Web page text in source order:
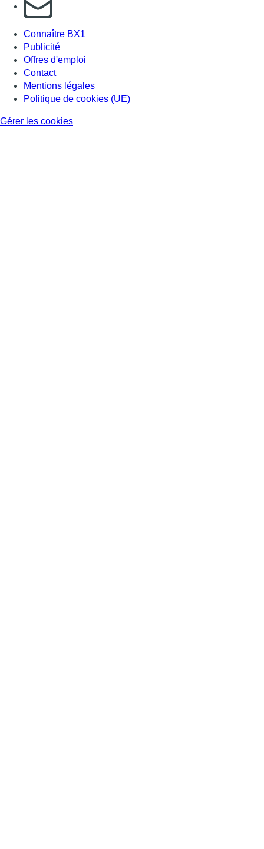
Connaître BX1
Publicité
Offres d'emploi
Contact
Mentions légales
Politique de cookies (UE)
Gérer les cookies